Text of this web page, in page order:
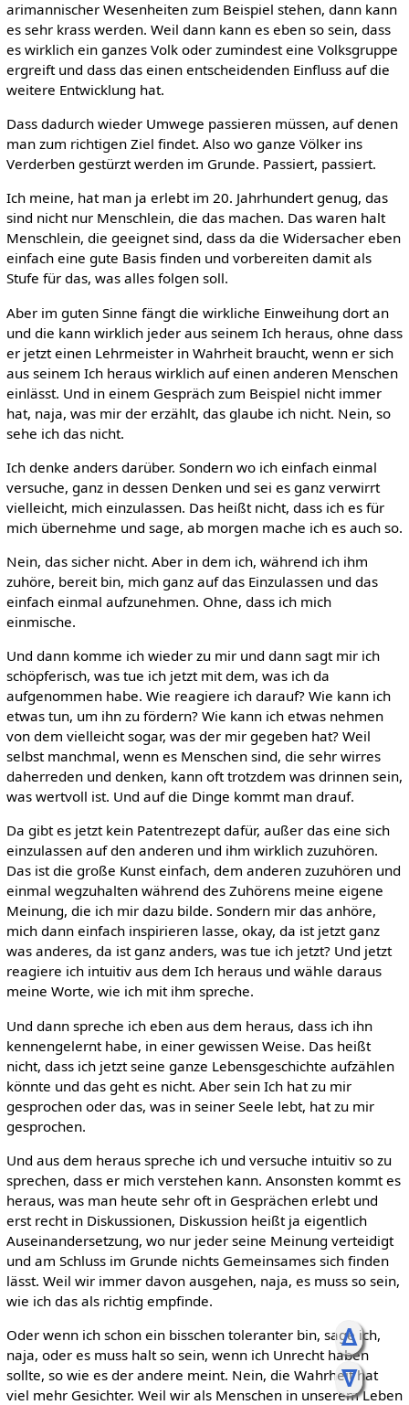
ᐃ
ᐁ
arimannischer Wesenheiten zum Beispiel stehen, dann kann
es sehr krass werden. Weil dann kann es eben so sein, dass
es wirklich ein ganzes Volk oder zumindest eine Volksgruppe
ergreift und dass das einen entscheidenden Einfluss auf die
weitere Entwicklung hat.
Dass dadurch wieder Umwege passieren müssen, auf denen
man zum richtigen Ziel findet. Also wo ganze Völker ins
Verderben gestürzt werden im Grunde. Passiert, passiert.
Ich meine, hat man ja erlebt im 20. Jahrhundert genug, das
sind nicht nur Menschlein, die das machen. Das waren halt
Menschlein, die geeignet sind, dass da die Widersacher eben
einfach eine gute Basis finden und vorbereiten damit als
Stufe für das, was alles folgen soll.
Aber im guten Sinne fängt die wirkliche Einweihung dort an
und die kann wirklich jeder aus seinem Ich heraus, ohne dass
er jetzt einen Lehrmeister in Wahrheit braucht, wenn er sich
aus seinem Ich heraus wirklich auf einen anderen Menschen
einlässt. Und in einem Gespräch zum Beispiel nicht immer
hat, naja, was mir der erzählt, das glaube ich nicht. Nein, so
sehe ich das nicht.
Ich denke anders darüber. Sondern wo ich einfach einmal
versuche, ganz in dessen Denken und sei es ganz verwirrt
vielleicht, mich einzulassen. Das heißt nicht, dass ich es für
mich übernehme und sage, ab morgen mache ich es auch so.
Nein, das sicher nicht. Aber in dem ich, während ich ihm
zuhöre, bereit bin, mich ganz auf das Einzulassen und das
einfach einmal aufzunehmen. Ohne, dass ich mich
einmische.
Und dann komme ich wieder zu mir und dann sagt mir ich
schöpferisch, was tue ich jetzt mit dem, was ich da
aufgenommen habe. Wie reagiere ich darauf? Wie kann ich
etwas tun, um ihn zu fördern? Wie kann ich etwas nehmen
von dem vielleicht sogar, was der mir gegeben hat? Weil
selbst manchmal, wenn es Menschen sind, die sehr wirres
daherreden und denken, kann oft trotzdem was drinnen sein,
was wertvoll ist. Und auf die Dinge kommt man drauf.
Da gibt es jetzt kein Patentrezept dafür, außer das eine sich
einzulassen auf den anderen und ihm wirklich zuzuhören.
Das ist die große Kunst einfach, dem anderen zuzuhören und
einmal wegzuhalten während des Zuhörens meine eigene
Meinung, die ich mir dazu bilde. Sondern mir das anhöre,
mich dann einfach inspirieren lasse, okay, da ist jetzt ganz
was anderes, da ist ganz anders, was tue ich jetzt? Und jetzt
reagiere ich intuitiv aus dem Ich heraus und wähle daraus
meine Worte, wie ich mit ihm spreche.
Und dann spreche ich eben aus dem heraus, dass ich ihn
kennengelernt habe, in einer gewissen Weise. Das heißt
nicht, dass ich jetzt seine ganze Lebensgeschichte aufzählen
könnte und das geht es nicht. Aber sein Ich hat zu mir
gesprochen oder das, was in seiner Seele lebt, hat zu mir
gesprochen.
Und aus dem heraus spreche ich und versuche intuitiv so zu
sprechen, dass er mich verstehen kann. Ansonsten kommt es
heraus, was man heute sehr oft in Gesprächen erlebt und
erst recht in Diskussionen, Diskussion heißt ja eigentlich
Auseinandersetzung, wo nur jeder seine Meinung verteidigt
und am Schluss im Grunde nichts Gemeinsames sich finden
lässt. Weil wir immer davon ausgehen, naja, es muss so sein,
wie ich das als richtig empfinde.
Oder wenn ich schon ein bisschen toleranter bin, sage ich,
naja, oder es muss halt so sein, wenn ich Unrecht haben
sollte, so wie es der andere meint. Nein, die Wahrheit hat
viel mehr Gesichter. Weil wir als Menschen in unserem Leben